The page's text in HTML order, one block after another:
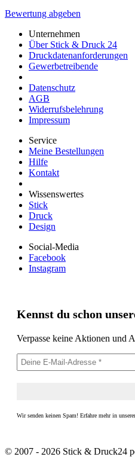
Bewertung abgeben
Unternehmen
Über Stick & Druck 24
Druckdatenanforderungen
Gewerbetreibende
Datenschutz
AGB
Widerrufsbelehrung
Impressum
Service
Meine Bestellungen
Hilfe
Kontakt
Wissenswertes
Stick
Druck
Design
Social-Media
Facebook
Instagram
Kennst du schon
Verpasse keine Aktionen und
Wir senden keinen Spam! Erfahre mehr in
© 2007 - 2026 Stick & Druck24